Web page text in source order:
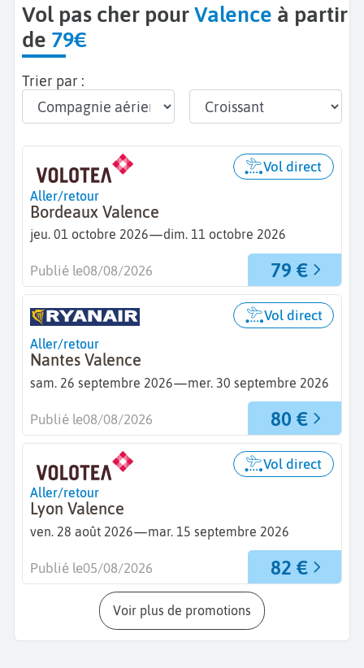
Vol pas cher pourValence à partir
de 79€
Trier par :
Aller/retour
Bordeaux Valence
jeu. 01 octobre 2026—dim. 11 octobre 2026
Vol direct
79 €
Publié le08/08/2026
Aller/retour
Nantes Valence
sam. 26 septembre 2026—mer. 30 septembre 2026
Vol direct
80 €
Publié le08/08/2026
Aller/retour
Lyon Valence
ven. 28 août 2026—mar. 15 septembre 2026
Vol direct
82 €
Publié le05/08/2026
Voir plus de promotions